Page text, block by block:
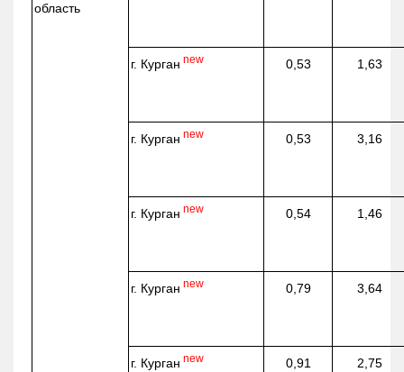
область
г. Курган new 0,53 1,63
г. Курган new 0,53 3,16
г. Курган new 0,54 1,46
г. Курган new 0,79 3,64
г. Курган new 0,91 2,75